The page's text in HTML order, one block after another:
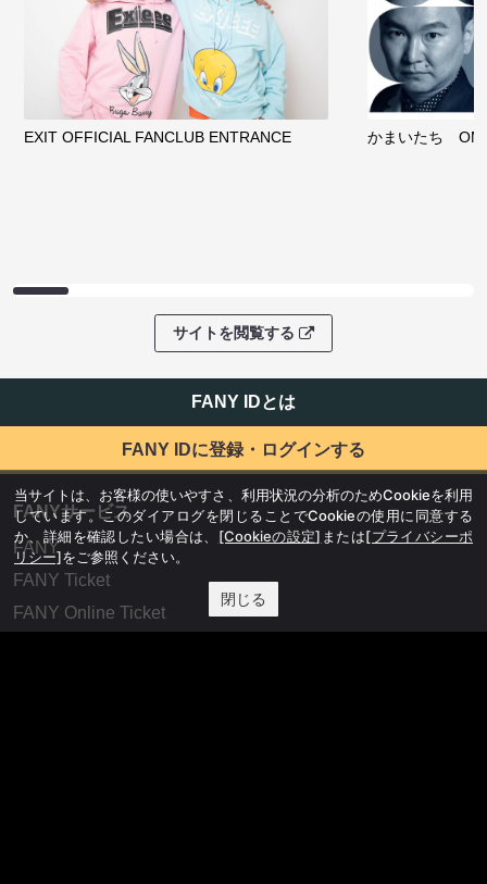
EXIT OFFICIAL FANCLUB ENTRANCE かまいたち
サイトを閲覧する
FANY IDとは
FANY IDに登録・ログインする
FANYサービス
FANY
FANY Ticket
FANY Online Ticket
当サイトは、お客様の使いやすさ、利用状況の分析のためCookieを利用
しています。このダイアログを閉じることでCookieの使用に同意する
か、詳細を確認したい場合は、 [Cookieの設定] または[プライバシーポ
リシー]をご参照ください。
閉じる